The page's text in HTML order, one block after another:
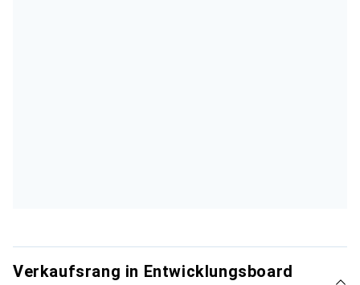
Verkaufsrang in Entwicklungsboard